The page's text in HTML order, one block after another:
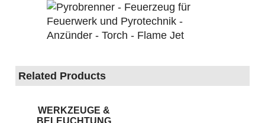
Related Products
WERKZEUGE &
BELEUCHTUNG